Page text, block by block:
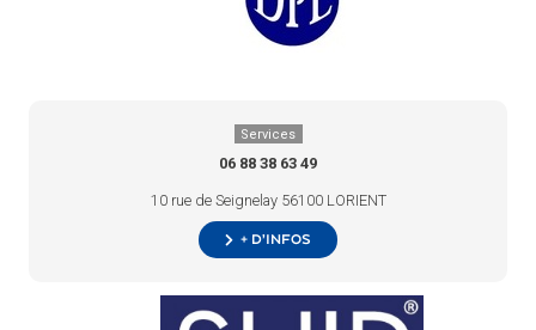
Services
06 88 38 63 49
10 rue de Seignelay 56100 LORIENT
+ d’infos